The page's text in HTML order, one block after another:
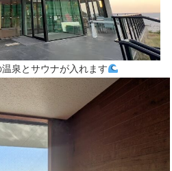
泉とサウナが入れます